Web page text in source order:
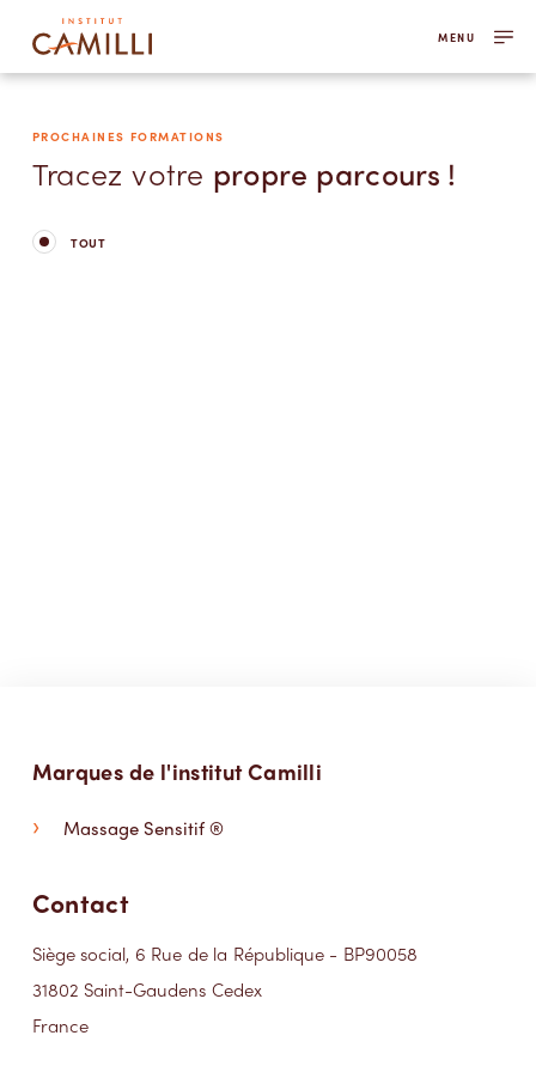
MENU
PROCHAINES FORMATIONS
Tracez votre propre parcours !
TOUT
Marques de l'institut Camilli
Massage Sensitif ®
Contact
Siège social, 6 Rue de la République - BP90058
31802 Saint-Gaudens Cedex
France